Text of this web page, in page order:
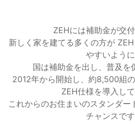
ZEHには補助金が交
新しく家を建てる多くの方が
やすいように
国は補助金を出し、普及を
2012年から開始し、約8,500組
ZEH仕様を導入して
これからのお住まいのスタンダー
チャンスです